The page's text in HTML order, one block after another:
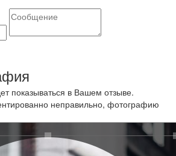
показываться в Вашем отзыве.
неправильно, фотографию